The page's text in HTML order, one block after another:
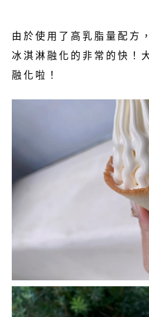
由於使用了高乳脂量配方
冰淇淋融化的非常的快！
融化啦！